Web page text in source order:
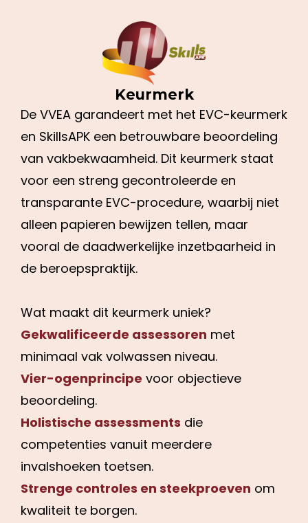
Keurmerk
De VVEA garandeert met het EVC-keurmerk
en SkillsAPK een betrouwbare beoordeling
van vakbekwaamheid. Dit keurmerk staat
voor een streng gecontroleerde en
transparante EVC-procedure, waarbij niet
alleen papieren bewijzen tellen, maar
vooral de daadwerkelijke inzetbaarheid in
de beroepspraktijk.
Wat maakt dit keurmerk uniek?
Gekwalificeerde assessoren met
minimaal vak volwassen niveau.
Vier-ogenprincipe voor objectieve
beoordeling.
Holistische assessments die
competenties vanuit meerdere
invalshoeken toetsen.
Strenge controles en steekproeven om
kwaliteit te borgen.